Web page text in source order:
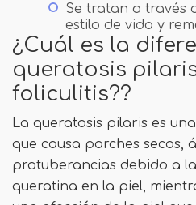
Se tratan a través
estilo de vida y
¿Cuál es la
queratosis
foliculitis??
La queratosis pilaris es
que causa parches secos,
protuberancias debido a
queratina en la piel,